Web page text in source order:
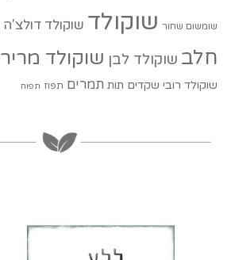
שומשום שחור שוקולד שוקולד דולצ'ה
חלב שוקולד לבן שוקולד מריר
שוקולד רובי שקדים תות תמרים תפוז תפוח